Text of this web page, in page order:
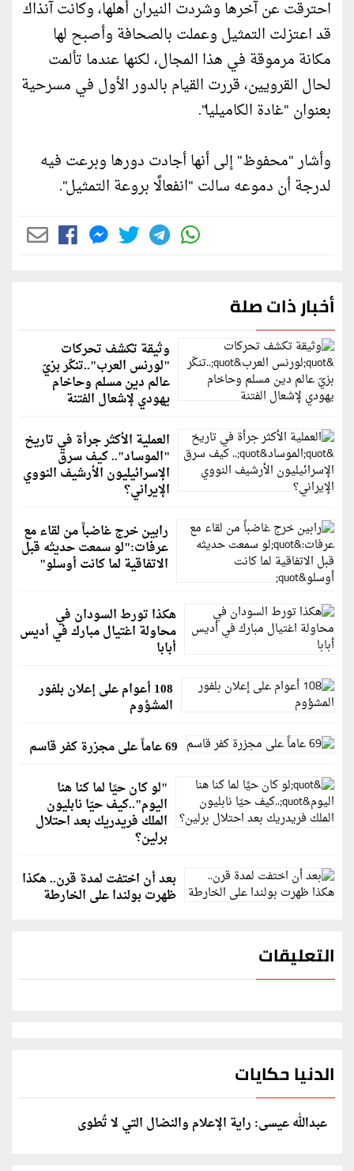
احترقت عن آخرها وشردت النيران أهلها، وكانت آنذاك
قد اعتزلت التمثيل وعملت بالصحافة وأصبح لها
مكانة مرموقة في هذا المجال، لكنها عندما تألمت
لحال القرويين، قررت القيام بالدور الأول في مسرحية
بعنوان "غادة الكاميليا".
وأشار "محفوظ" إلى أنها أجادت دورها وبرعت فيه
لدرجة أن دموعه سالت "انفعالًا بروعة التمثيل".
أخبار ذات صلة
وثيقة تكشف تحركات
"لورنس العرب"..تنكّر بزيّ
عالم دين مسلم وحاخام
يهودي لإشعال الفتنة
العملية الأكثر جرأة في تاريخ
"الموساد".. كيف سرق
الإسرائيليون الأرشيف النووي
الإيراني؟
رابين خرج غاضباً من لقاء مع
عرفات:"لو سمعت حديثه قبل
الاتفاقية لما كانت أوسلو"
هكذا تورط السودان في
محاولة اغتيال مبارك في أديس
أبابا
108 أعوام على إعلان بلفور
المشؤوم
69 عاماً على مجزرة كفر قاسم
"لو كان حيًا لما كنا هنا
اليوم"..كيف حيّا نابليون
الملك فريدريك بعد احتلال
برلين؟
بعد أن اختفت لمدة قرن.. هكذا
ظهرت بولندا على الخارطة
التعليقات
الدنيا حكايات
عبدالله عيسى: راية الإعلام والنضال التي لا تُطوى